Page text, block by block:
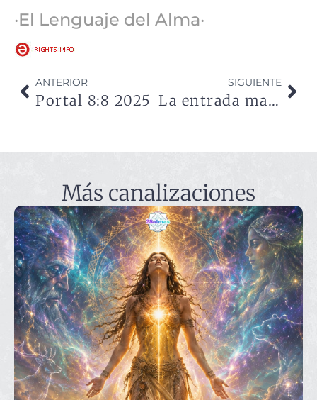
·El Lenguaje del Alma·
ANTERIOR
Portal 8:8 2025
SIGUIENTE
La entrada marcada hacia el 2026
Más canalizaciones